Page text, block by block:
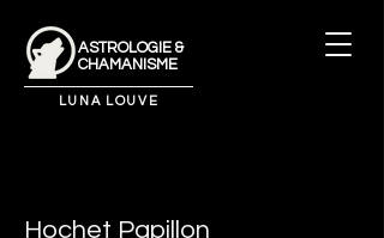
ASTROLOGIE &
CHAMANISME
LUNA LOUVE
Hochet Papillon